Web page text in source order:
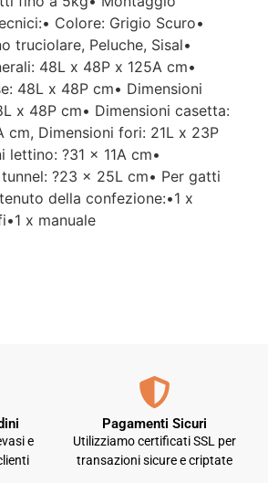
Colore: Grigio Scuro•
truciolare, Peluche, Sisal•
48L x 48P x 125A cm•
48L x 48P cm• Dimensioni
x 48P cm• Dimensioni casetta:
cm, Dimensioni fori: 21L x 23P
lettino: ?31 x 11A cm•
?23 x 25L cm• Per gatti
della confezione:•1 x
x manuale
e
Pagamenti Sicuri
Utilizziamo certificati SSL per
transazioni sicure e criptate